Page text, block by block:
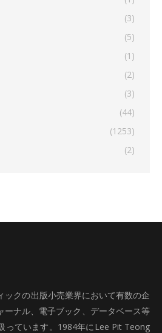
(3)
(5)
(1)
(2)
(3)
(44)
(1253)
(2)
ックの出版小売業界において有数の企
ーナル、電子ブック、データベース等
っています。1984年にLee Pit Teong